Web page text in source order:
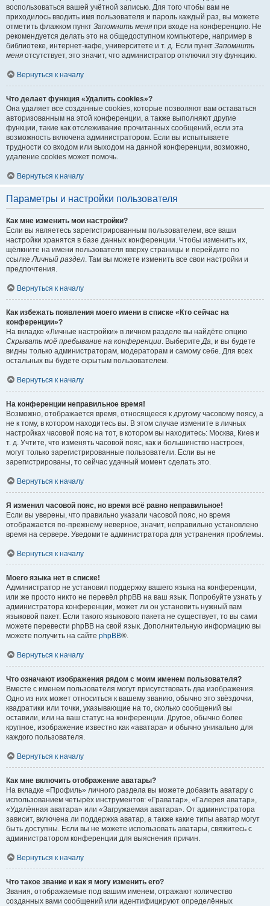
воспользоваться вашей учётной записью. Для того чтобы вам не
приходилось вводить имя пользователя и пароль каждый раз, вы можете
отметить флажком пункт Запомнить меня при входе на конференцию. Не
рекомендуется делать это на общедоступном компьютере, например в
библиотеке, интернет-кафе, университете и т. д. Если пункт Запомнить
меня отсутствует, это значит, что администратор отключил эту функцию.
Вернуться к началу
Что делает функция «Удалить cookies»?
Она удаляет все созданные cookies, которые позволяют вам оставаться
авторизованным на этой конференции, а также выполняют другие
функции, такие как отслеживание прочитанных сообщений, если эта
возможность включена администратором. Если вы испытываете
трудности со входом или выходом на данной конференции, возможно,
удаление cookies может помочь.
Вернуться к началу
Параметры и настройки пользователя
Как мне изменить мои настройки?
Если вы являетесь зарегистрированным пользователем, все ваши
настройки хранятся в базе данных конференции. Чтобы изменить их,
щёлкните на имени пользователя вверху страницы и перейдите по
ссылкеЛичный раздел. Там вы можете изменить все свои настройки и
предпочтения.
Вернуться к началу
Как избежать появления моего имени в списке «Кто сейчас на
конференции»?
На вкладке «Личные настройки» в личном разделе вы найдёте опцию
Скрывать моё пребывание на конференции. ВыберитеДа, и вы будете
видны только администраторам, модераторам и самому себе. Для всех
остальных вы будете скрытым пользователем.
Вернуться к началу
На конференции неправильное время!
Возможно, отображается время, относящееся к другому часовому поясу, а
не к тому, в котором находитесь вы. В этом случае измените в личных
настройках часовой пояс на тот, в котором вы находитесь: Москва, Киев и
т. д. Учтите, что изменять часовой пояс, как и большинство настроек,
могут только зарегистрированные пользователи. Если вы не
зарегистрированы, то сейчас удачный момент сделать это.
Вернуться к началу
Я изменил часовой пояс, но время всё равно неправильное!
Если вы уверены, что правильно указали часовой пояс, но время
отображается по-прежнему неверное, значит, неправильно установлено
время на сервере. Уведомите администратора для устранения проблемы.
Вернуться к началу
Моего языка нет в списке!
Администратор не установил поддержку вашего языка на конференции,
или же просто никто не перевёл phpBB на ваш язык. Попробуйте узнать у
администратора конференции, может ли он установить нужный вам
языковой пакет. Если такого языкового пакета не существует, то вы сами
можете перевести phpBB на свой язык. Дополнительную информацию вы
можете получить на сайте phpBB®.
Вернуться к началу
Что означают изображения рядом с моим именем пользователя?
Вместе с именем пользователя могут присутствовать два изображения.
Одно из них может относиться к вашему званию, обычно это звёздочки,
квадратики или точки, указывающие на то, сколько сообщений вы
оставили, или на ваш статус на конференции. Другое, обычно более
крупное, изображение известно как «аватара» и обычно уникально для
каждого пользователя.
Вернуться к началу
Как мне включить отображение аватары?
На вкладке «Профиль» личного раздела вы можете добавить аватару с
использованием четырёх инструментов: «Граватар», «Галерея аватар»,
«Удалённая аватара» или «Загружаемая аватара». От администратора
зависит, включена ли поддержка аватар, а также какие типы аватар могут
быть доступны. Если вы не можете использовать аватары, свяжитесь с
администратором конференции для выяснения причин.
Вернуться к началу
Что такое звание и как я могу изменить его?
Звания, отображаемые под вашим именем, отражают количество
созданных вами сообщений или идентифицируют определённых